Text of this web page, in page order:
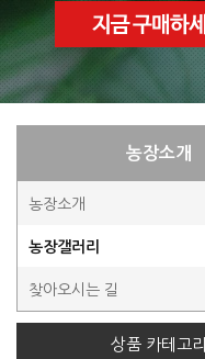
농장소개
농장소개
농장갤러리
찾아오시는 길
상품 카테고리